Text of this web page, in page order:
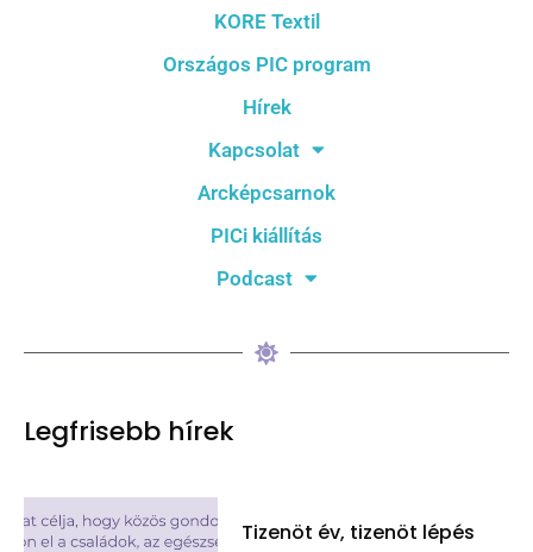
KORE Textil
Országos PIC program
Hírek
Kapcsolat
Arcképcsarnok
PICi kiállítás
Podcast
Legfrisebb hírek
Tizenöt év, tizenöt lépés